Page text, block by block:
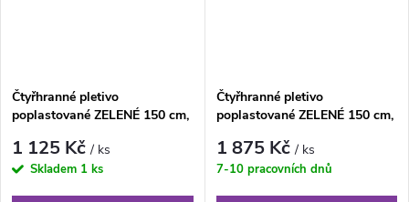
Čtyřhranné pletivo
poplastované ZELENÉ 150 cm,
napínacím drátem
1 125 Kč/ ks
Skladem 1 ks
Čtyřhranné pletivo
poplastované ZELENÉ 150 cm,
napínacím drátem
1 875 Kč/ ks
7-10 pracovních dnů